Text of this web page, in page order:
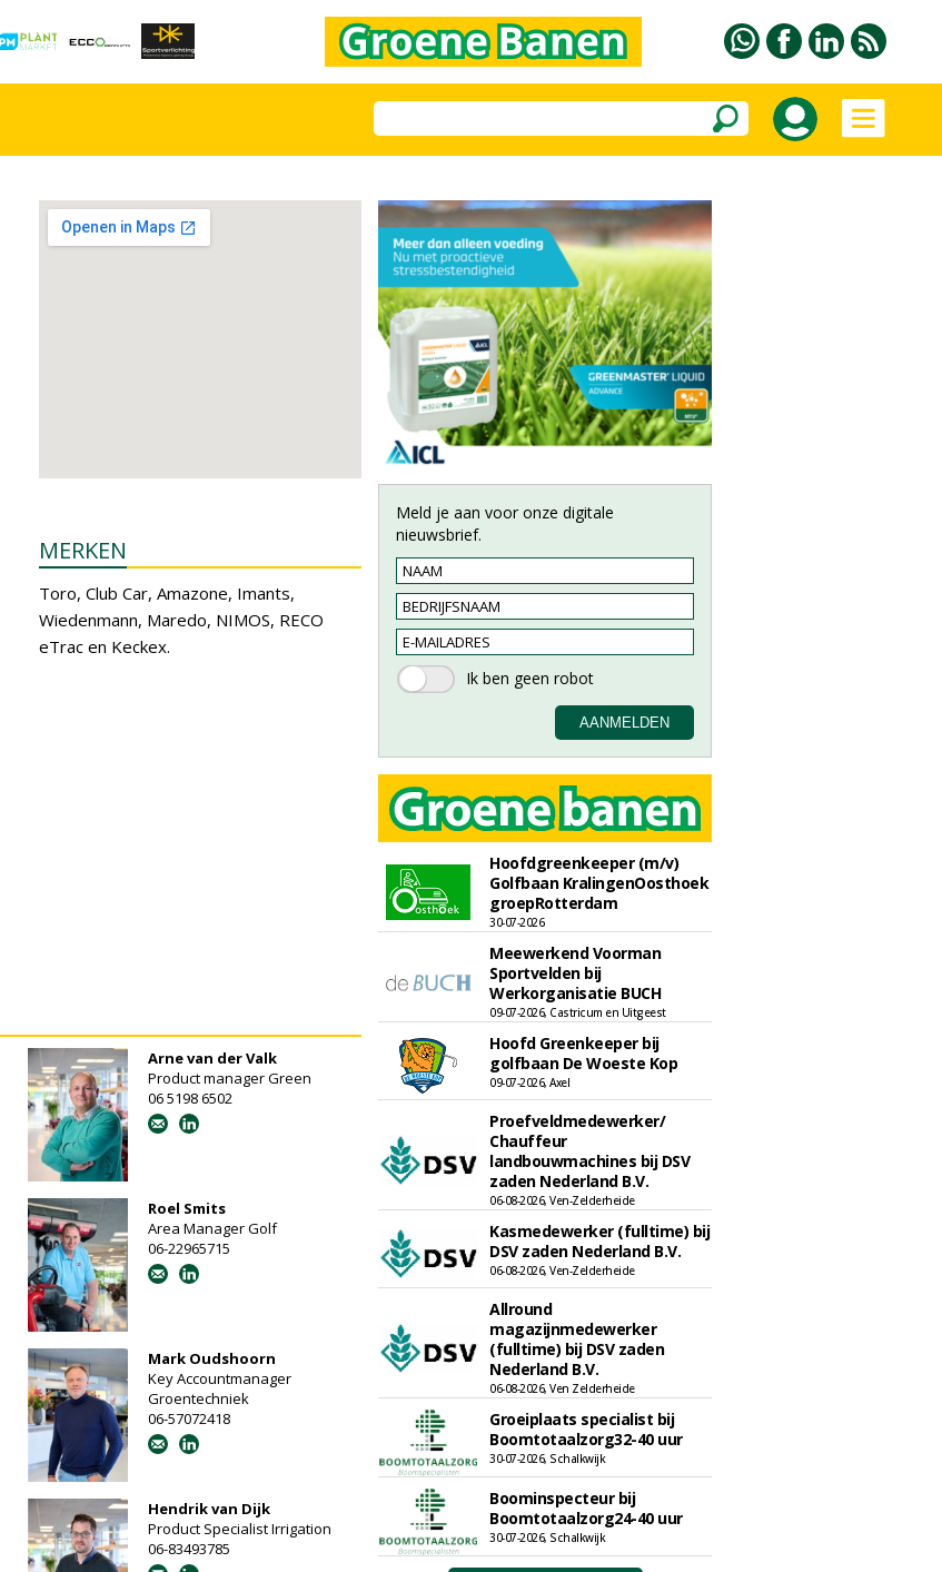
MERKEN
Toro, Club Car, Amazone, Imants,
Wiedenmann, Maredo, NIMOS, RECO
eTrac en Keckex.
Arne van der Valk
Product manager Green
06 5198 6502
Roel Smits
Area Manager Golf
06-22965715
Mark Oudshoorn
Key Accountmanager
Groentechniek
06-57072418
Hendrik van Dijk
Product Specialist Irrigation
06-83493785
Meld je aan voor onze digitale
nieuwsbrief.
Hoofdgreenkeeper (m/v)
Golfbaan KralingenOosthoek
groepRotterdam
30-07-2026
Meewerkend Voorman
Sportvelden bij
Werkorganisatie BUCH
09-07-2026, Castricum en Uitgeest
Hoofd Greenkeeper bij
golfbaan De Woeste Kop
09-07-2026, Axel
Proefveldmedewerker/
Chauffeur
landbouwmachines bij DSV
zaden Nederland B.V.
06-08-2026, Ven-Zelderheide
Kasmedewerker (fulltime) bij
DSV zaden Nederland B.V.
06-08-2026, Ven-Zelderheide
Allround
magazijnmedewerker
(fulltime) bij DSV zaden
Nederland B.V.
06-08-2026, Ven Zelderheide
Groeiplaats specialist bij
Boomtotaalzorg32-40 uur
30-07-2026, Schalkwijk
Boominspecteur bij
Boomtotaalzorg24-40 uur
30-07-2026, Schalkwijk